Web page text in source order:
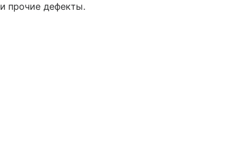
прочие дефекты.